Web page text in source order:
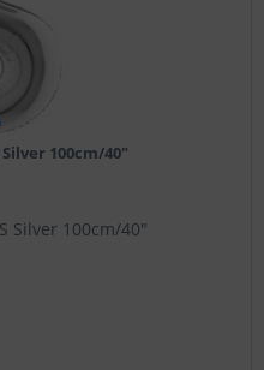
100cm/40"
Silver 100cm/40"